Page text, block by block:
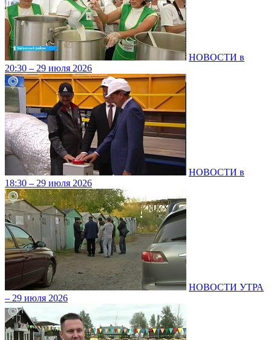
НОВОСТИ в
20:30 – 29 июля 2026
НОВОСТИ в
18:30 – 29 июля 2026
НОВОСТИ УТРА
– 29 июля 2026